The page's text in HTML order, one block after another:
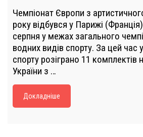
Чемпіонат Європи з
року відбувся у Парижі
серпня у межах загального
водних видів спорту. За цей час
спорту розіграно 11 комплектів
України з …
Докладніше